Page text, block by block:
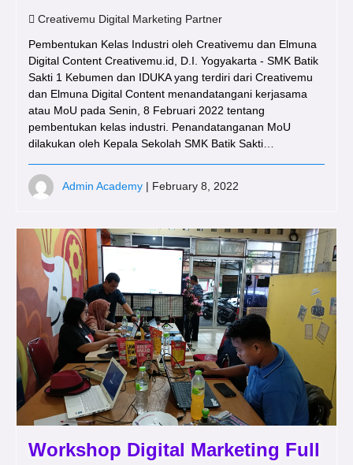
Creativemu Digital Marketing Partner
Pembentukan Kelas Industri oleh Creativemu dan Elmuna
Digital Content Creativemu.id, D.I. Yogyakarta - SMK Batik
Sakti 1 Kebumen dan IDUKA yang terdiri dari Creativemu
dan Elmuna Digital Content menandatangani kerjasama
atau MoU pada Senin, 8 Februari 2022 tentang
pembentukan kelas industri. Penandatanganan MoU
dilakukan oleh Kepala Sekolah SMK Batik Sakti…
Admin Academy | February 8, 2022
Workshop Digital Marketing Full